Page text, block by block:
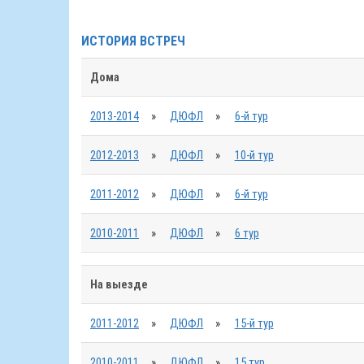
ИСТОРИЯ ВСТРЕЧ
Дома
2013-2014 » ДЮФЛ » 6-й тур
2012-2013 » ДЮФЛ » 10-й тур
2011-2012 » ДЮФЛ » 6-й тур
2010-2011 » ДЮФЛ » 6 тур
На выезде
2011-2012 » ДЮФЛ » 15-й тур